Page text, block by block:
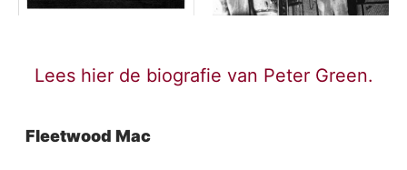
Lees hier de biografie van Peter Green.
Fleetwood Mac